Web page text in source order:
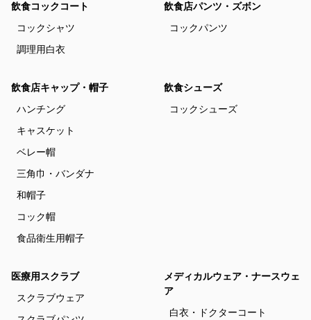
飲食コックコート
コックシャツ
調理用白衣
飲食店パンツ・ズボン
コックパンツ
飲食店キャップ・帽子
ハンチング
キャスケット
ベレー帽
三角巾・バンダナ
和帽子
コック帽
食品衛生用帽子
飲食シューズ
コックシューズ
医療用スクラブ
スクラブウェア
メディカルウェア・ナースウェ
ア
白衣・ドクターコート